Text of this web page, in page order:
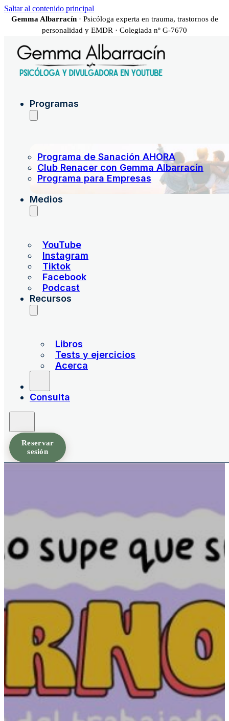
Saltar al contenido principal
Gemma Albarracín· Psicóloga experta en trauma, trastornos de
personalidad y EMDR · Colegiada nº G-7670
Programas
Programa de Sanación AHORA
Club Renacer con Gemma Albarracín
Programa para Empresas
Medios
YouTube
Instagram
Tiktok
Facebook
Podcast
Recursos
Libros
Tests y ejercicios
Acerca
Consulta
Reservar
sesión